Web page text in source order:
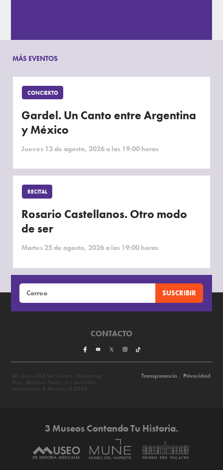
MÁS EVENTOS
CONCIERTO
Gardel. Un Canto entre Argentina
y México
Jueves 13 de agosto, 2026 a las 19:00 horas
RECITAL
Rosario Castellanos. Otro modo
de ser
Martes 25 de agosto, 2026 a las 19:00 horas
CONTACTO
Transparencia Privacidad
3 Museos Contando Tu Historia.